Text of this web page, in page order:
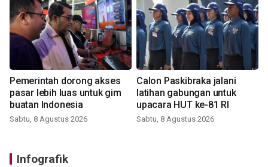
Pemerintah dorong akses
pasar lebih luas untuk gim
buatan Indonesia
Sabtu, 8 Agustus 2026
Calon Paskibraka jalani
latihan gabungan untuk
upacara HUT ke-81 RI
Sabtu, 8 Agustus 2026
Infografik